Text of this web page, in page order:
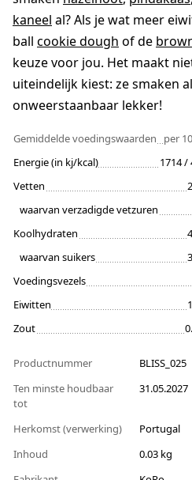
kaneel al? Als je wat meer
ball cookie dough of de
keuze voor jou. Het maakt
uiteindelijk kiest: ze smaken
onweerstaanbaar lekker!
Gemiddelde voedingswaarden
per
Energie (in kj/kcal)
1714 /
Vetten
waarvan verzadigde vetzuren
Koolhydraten
waarvan suikers
Voedingsvezels
Eiwitten
Zout
Productnummer
BLISS_025
Ten minste houdbaar
tot
31.05.2027
Herkomst (verwerking)
Portugal
Inhoud
0.03 kg